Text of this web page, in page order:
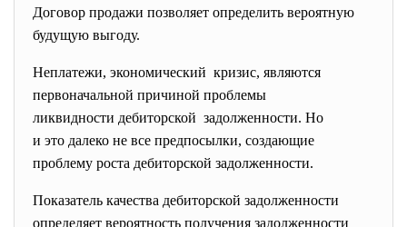
Договор продажи позволяет определить вероятную
будущую выгоду.
Неплатежи, экономический кризис, являются
первоначальной причиной проблемы
ликвидности дебиторской задолженности. Но
и это далеко не все предпосылки, создающие
проблему роста дебиторской задолженности.
Показатель качества дебиторской задолженности
определяет вероятность получения задолженности